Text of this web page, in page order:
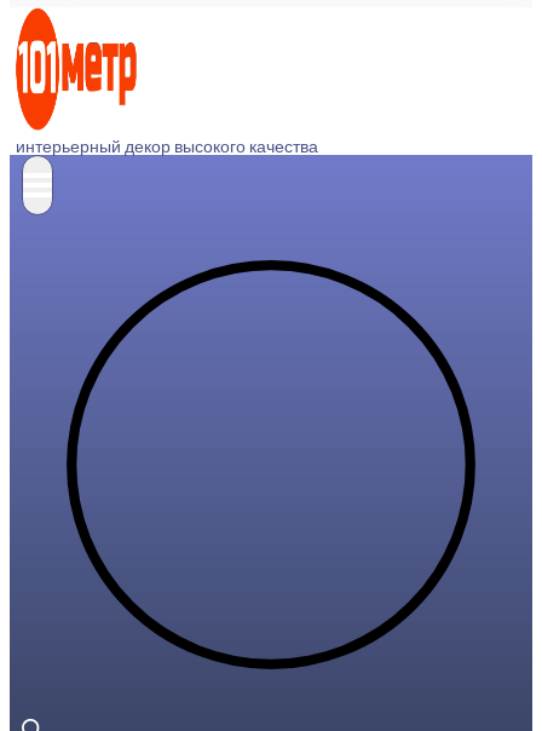
интерьерный декор высокого качества